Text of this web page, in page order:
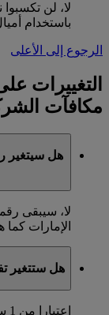
لا، لن
باستخدام
الرجوع إلى الأعلى
التغييرات
مكافآت
هل سيتغير
لا، سيبقى
الإمارات كما
هل ستتغير